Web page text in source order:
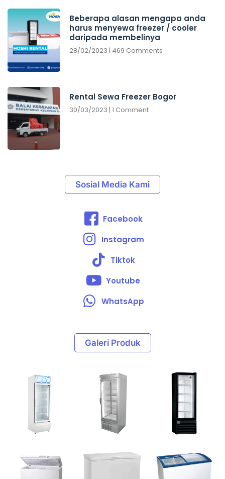
Beberapa alasan mengapa anda
harus menyewa freezer / cooler
daripada membelinya
28/02/2023 469 Comments
Rental Sewa Freezer Bogor
30/03/2023 1 Comment
Sosial Media Kami
Facebook
Instagram
Tiktok
Youtube
WhatsApp
Galeri Produk